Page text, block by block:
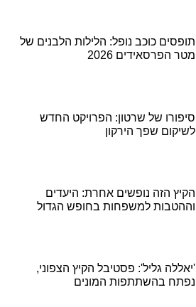
תופסים כוכב נופל: הלילות הלבנים של
מטר הפרסאידים 2026
סיפורו של שרטון: הפרויקט החדש
לשיקום שפך הירקון
הקיץ הזה נופשים אחרת: היעדים
וההטבות למשפחות בחופש הגדול
'יאללה גליל': פסטיבל הקיץ הצפוני,
נפתח בהשתתפות המונים